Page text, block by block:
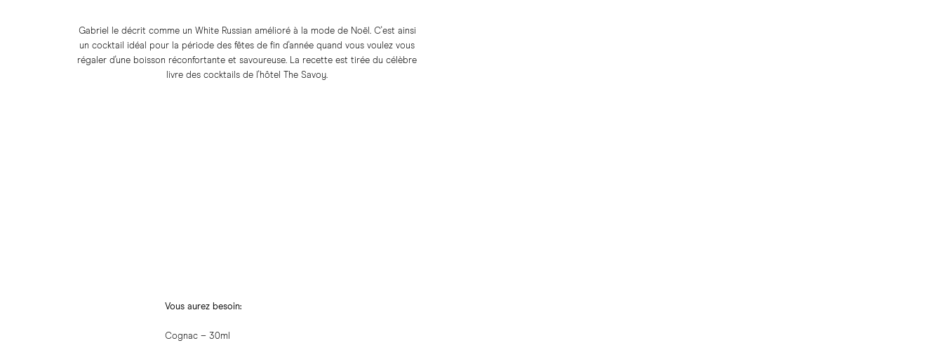
Gabriel le décrit comme un White Russian amélioré à la mode de Noël. C'est ainsi
un cocktail idéal pour la période des fêtes de fin d'année quand vous voulez vous
régaler d'une boisson réconfortante et savoureuse. La recette est tirée du célèbre
livre des cocktails de l'hôtel The Savoy.
Vous aurez besoin:
Cognac – 30ml